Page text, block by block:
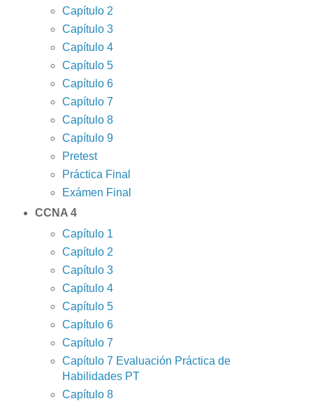
Capítulo 2
Capítulo 3
Capítulo 4
Capítulo 5
Capítulo 6
Capítulo 7
Capítulo 8
Capítulo 9
Pretest
Práctica Final
Exámen Final
CCNA 4
Capítulo 1
Capítulo 2
Capítulo 3
Capítulo 4
Capítulo 5
Capítulo 6
Capítulo 7
Capítulo 7 Evaluación Práctica de
Habilidades PT
Capítulo 8